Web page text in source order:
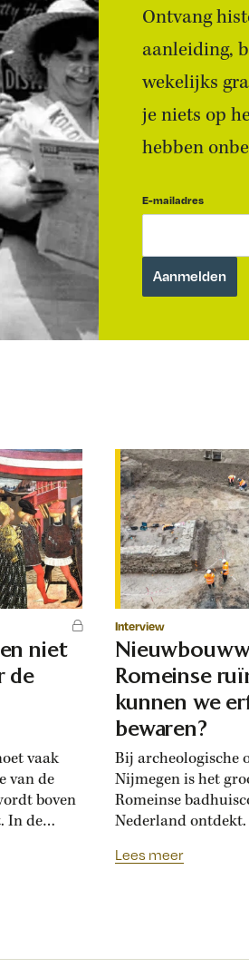
Ontvang
aanleiding,
wekelijks
je niets op
hebben
E-mailadres
niet
de
vaak
van de
boven
In de
Interview
Romeinse
kunnen we
bewaren?
Bij archeologische
Nijmegen is het
Romeinse
Nederland
binnenkort een
Lees meer